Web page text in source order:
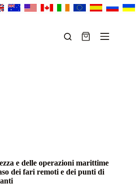
Carrello
e delle operazioni marittime
dei fari remoti e dei punti di